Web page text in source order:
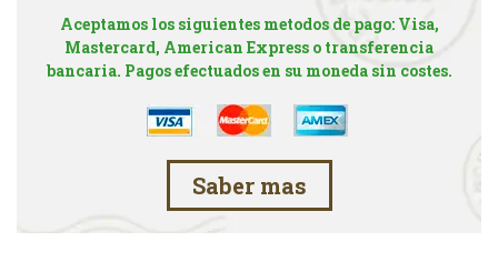
Aceptamos los siguientes metodos de pago: Visa,
Mastercard, American Express o transferencia
bancaria. Pagos efectuados en su moneda sin costes.
Saber mas